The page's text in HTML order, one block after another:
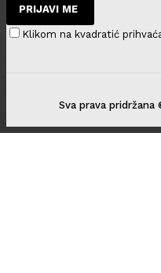
PRIJAVI ME
Klikom na kvadratić
Sva prava pridržana